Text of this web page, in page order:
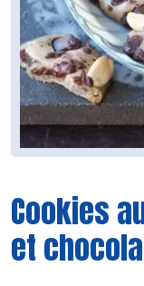
Cookies
et